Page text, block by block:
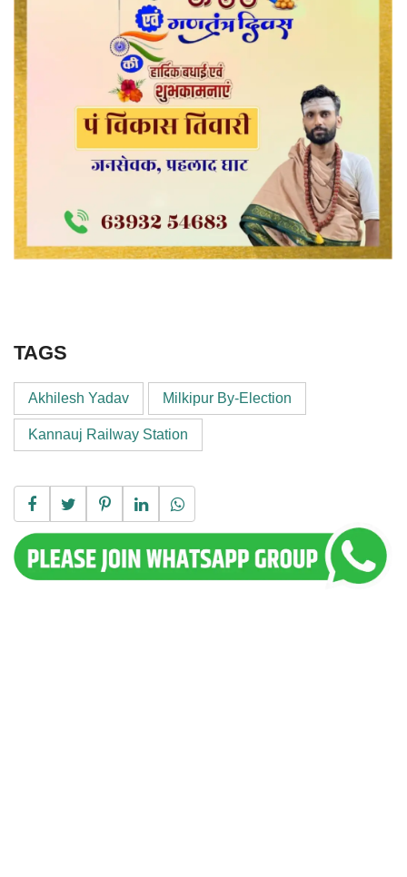
TAGS
Akhilesh Yadav Milkipur By-Election
Kannauj Railway Station